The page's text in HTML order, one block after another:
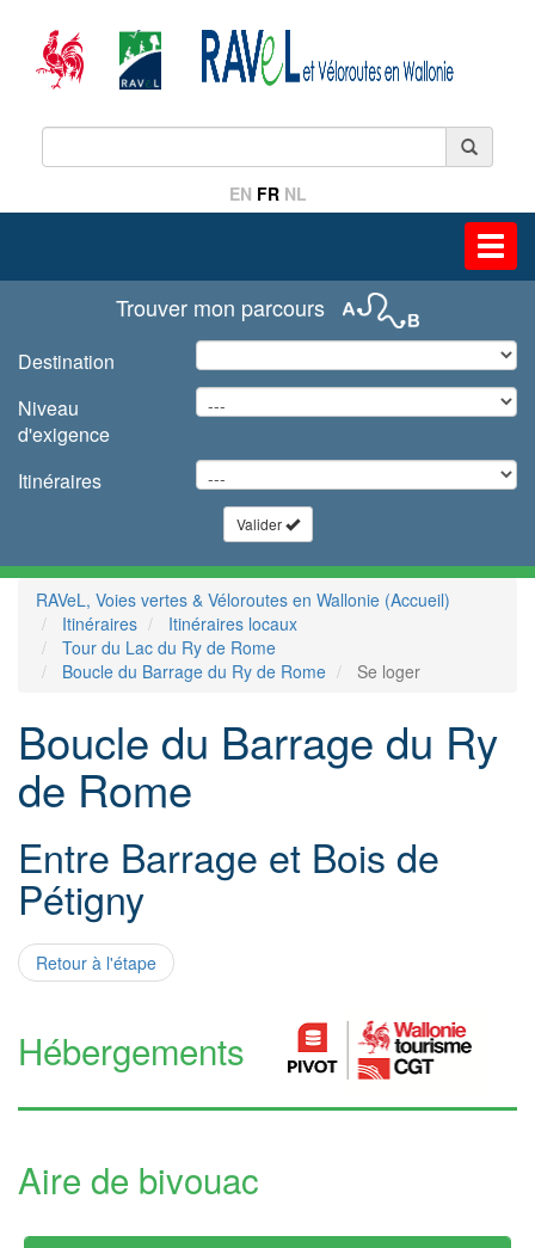
EN FR NL
Trouver mon parcours
Destination
Niveau
d'exigence
Itinéraires
Valider
RAVeL, Voies vertes & Véloroutes en Wallonie (Accueil)
Itinéraires
Itinéraires locaux
Tour du Lac du Ry de Rome
Boucle du Barrage du Ry de Rome
Se loger
Boucle du Barrage du Ry
de Rome
Entre Barrage et Bois de
Pétigny
Retour à l'étape
Hébergements
Aire de bivouac